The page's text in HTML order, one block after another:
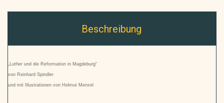
Beschreibung
„Luther und die Reformation in Magdeburg“
von Reinhard Spindler
und mit Illustrationen von Helmut Menzel